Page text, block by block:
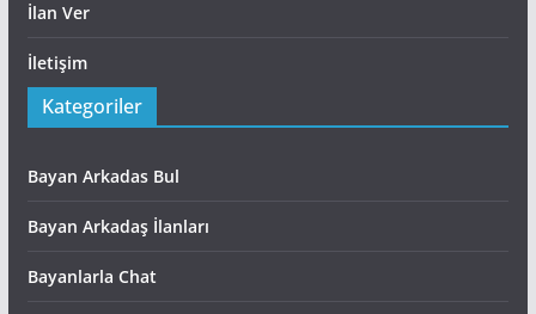
İlan Ver
İletişim
Kategoriler
Bayan Arkadas Bul
Bayan Arkadaş İlanları
Bayanlarla Chat